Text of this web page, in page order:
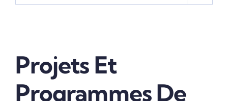
Projets Et
Programmes De